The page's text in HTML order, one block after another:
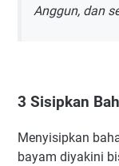
Anggun, dan
3 Sisipkan
Menyisipkan
bayam diyakini